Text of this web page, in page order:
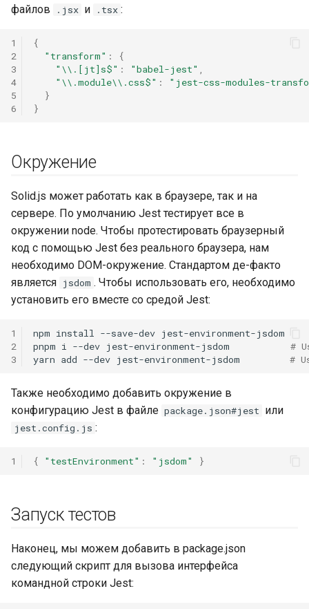
файлов .jsx и .tsx :
1
2
3
4
5
6
{
"transform" :
{
"\\.[jt]s$" : "babel-jest" ,
"\\.module\\.css$" :
"jest-css-modules-
}
}
Окружение
Solid.js может работать как в браузере, так и на
сервере. По умолчанию Jest тестирует все в
окружении node. Чтобы протестировать браузерный
код с помощью Jest без реального браузера, нам
необходимо DOM-окружение. Стандартом де-факто
является jsdom . Чтобы использовать его, необходимо
установить его вместе со средой Jest:
1
2
3
npm install --save-dev jest-environment-jsdom
pnpm i --dev jest-environment-jsdom
#
yarn add --dev jest-environment-jsdom #
Также необходимо добавить окружение в
конфигурацию Jest в файле package.json#jest или
jest.config.js :
1 { "testEnvironment" : "jsdom" }
Запуск тестов
Наконец, мы можем добавить в package.json
следующий скрипт для вызова интерфейса
командной строки Jest: